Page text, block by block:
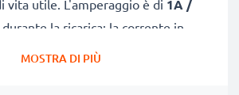
vita utile. L'amperaggio è di 1A /
durante la ricarica; la corrente in
alla tensione di esercizio
MOSTRA DI PIÙ